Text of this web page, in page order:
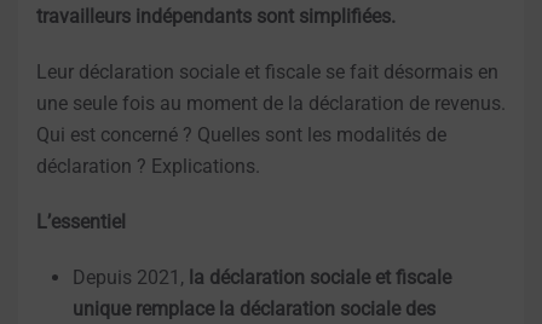
travailleurs indépendants sont simplifiées.
Leur déclaration sociale et fiscale se fait désormais en
une seule fois au moment de la déclaration de revenus.
Qui est concerné ? Quelles sont les modalités de
déclaration ? Explications.
L’essentiel
Depuis 2021, la déclaration sociale et fiscale
unique remplace la déclaration sociale des